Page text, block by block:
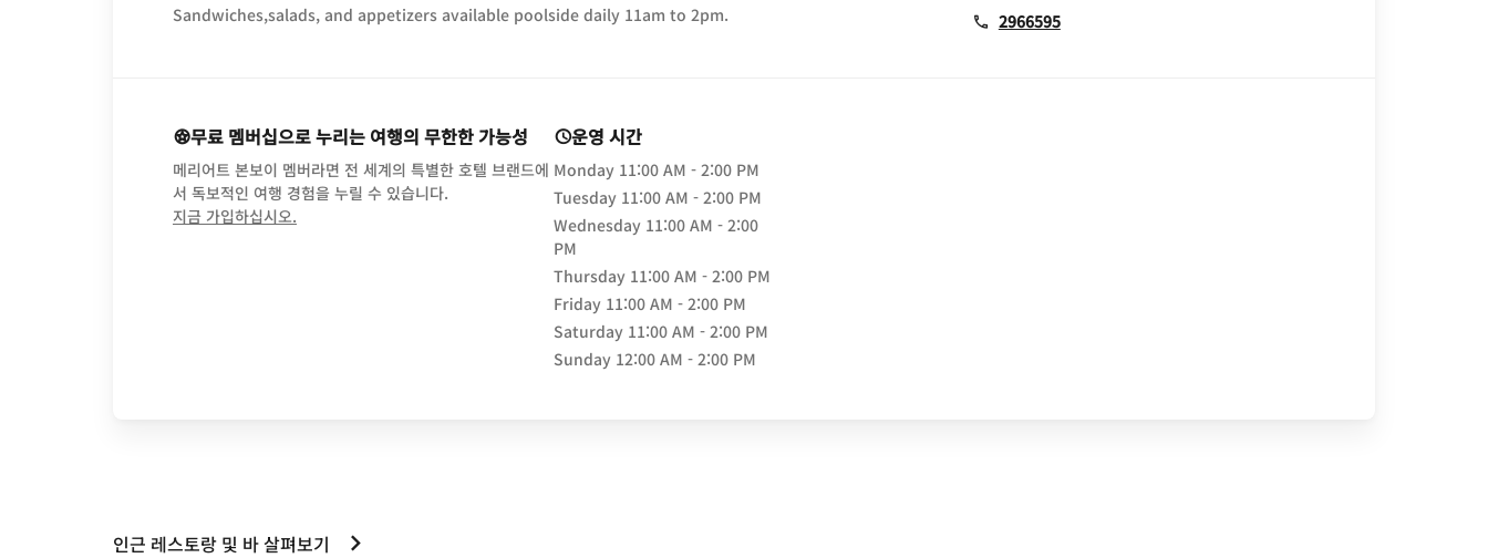
Sandwiches,salads, and appetizers available poolside daily 11am to 2pm. 2966595
무료 멤버십으로 누리는 여행의 무한한 가능성
메리어트 본보이 멤버라면 전 세계의 특별한 호텔 브랜드에
서 독보적인 여행 경험을 누릴 수 있습니다.
지금 가입하십시오.
운영 시간
Monday 11:00 AM - 2:00 PM
Tuesday 11:00 AM - 2:00 PM
Wednesday 11:00 AM - 2:00
PM
Thursday 11:00 AM - 2:00 PM
Friday 11:00 AM - 2:00 PM
Saturday 11:00 AM - 2:00 PM
Sunday 12:00 AM - 2:00 PM
인근 레스토랑 및 바 살펴보기